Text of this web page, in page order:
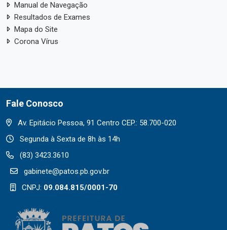
Manual de Navegação
Resultados de Exames
Mapa do Site
Corona Vírus
Fale Conosco
Av. Epitácio Pessoa, 91 Centro CEP.: 58.700-020
Segunda à Sexta de 8h às 14h
(83) 3423.3610
gabinete@patos.pb.gov.br
CNPJ: 09.084.815/0001-70